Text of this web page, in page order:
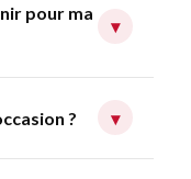
pour ma
▾
? ▾